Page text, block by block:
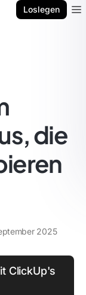
Loslegen
die
2025
ClickUp's